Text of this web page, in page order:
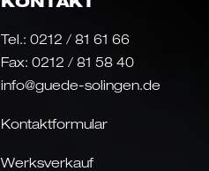
Tel.: 0212 / 81 61 66
Fax: 0212 / 81 58 40
info@guede-solingen.de
Kontaktformular
Werksverkauf